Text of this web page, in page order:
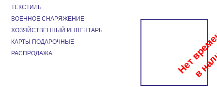
ТЕКСТИЛЬ
ВОЕННОЕ СНАРЯЖЕНИЕ
ХОЗЯЙСТВЕННЫЙ ИНВЕНТАРЬ
КАРТЫ ПОДАРОЧНЫЕ
РАСПРОДАЖА